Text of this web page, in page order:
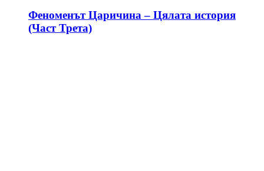
Феноменът Царичина – Цялата история
(Част Трета)